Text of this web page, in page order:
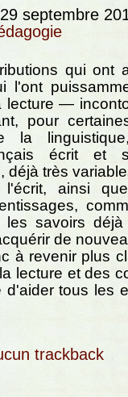
septembre
qui ont
l'ont
lecture —
pour
la
écrit et
déjà très
ainsi
savoirs déjà
de
à revenir plus
lecture et des
d'aider tous les
trackback